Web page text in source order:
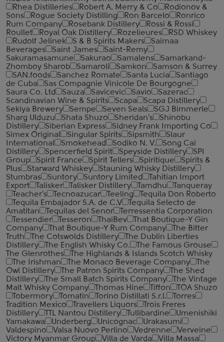
Rhea Distilleries
Robert A. Merry & Co
Rodionov &
Sons
Rogue Society Distilling Ron Barcelo
Ronrico
Rum Company
Rosebank Distillery
Rossi & Rossi
Roullet
Royal Oak Distillery Rozelieures
RSD Whiskey
Rudolf Jelinek
S & B Spirits Makers
Saimaa
Beverages
Saint James
Saint-Remy
Sakuramasamune
Sakurao Samalens
Samarkand-
Zhomboy Sharob
Samaroli Samkon
Samson & Surrey
SAN.foods
Sanchez Romate Santa Lucia
Santiago
de Cuba
Sas Compagnie Vinicole De Bourgogne
Saura Co. Ltd
Sauza Savicevic Savio
Sazerac
Scandinavian Wine & Spirits
Scapa
Scapa Distillery
Sekiya Brewery
Sempe Seven Seals
SGJ Bimmerle
Sharg Ulduzu
Shata Shuzo Sheridan's
Shinobu
Distillery
Siberian Express
Sidney Frank Importing Co
Simex Original
Singular Spirits Sipsmith
Slaur
International
Smokehead Sodiko N. V.
Song Cai
Distillery
Spencerfield Spirit Speyside Distillery
SPI
Group
Spirit France Spirit Tellers Spiritique
Spirits &
Plus
Starward Whiskey
Stauning Whisky Distillery
Stumbras
Suntory Suntory Limited
Tahitian Import
Export
Talisker Talisker Distillery Tamdhu
Tanqueray
Teacher's
Tecnoazucar Teeling
Tequila Don Roberto
Tequila Embajador S.A. de C.V
Tequila Selecto de
Amatitan
Tequilas del Senor
Terressentia Corporation
Tessendier
Tesseron ThaiBev
That Boutique-Y Gin
Company
That Boutique-Y Rum Company
The Bitter
Truth
The Cotswolds Distillery
The Dublin Liberties
Distillery
The English Whisky Co.
The Famous Grouse
The Glenrothes
The Highlands & Islands Scotch Whisky
The Irishman
The Monaco Beverage Company
The
Owl Distillery
The Patron Spirits Company
The Shed
Distillery
The Small Batch Spirits Company
The Vintage
Malt Whisky Company
Thomas Hine Tiffon
TOA Shuzo
Tobermory
Tomatin Torino Distillati S.r.l.
Torres
Tradition Mexico
Travellers Liquors
Trois Freres
Distillery
TTL Nantou Distillery Tullibardine
Umenishiki
Yamakawa
Underberg Unicognac
Urakasumi
Valdespino
Valsa Nuovo Perlino Vedrenne
Verveine
Victory Myanmar Group
Villa de Varda Villa Massa